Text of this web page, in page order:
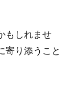
もしれませ
寄り添うこと